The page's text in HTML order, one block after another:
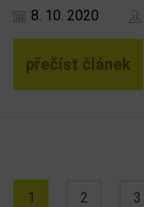
8. 10. 2020
přečíst článek
1 2 3